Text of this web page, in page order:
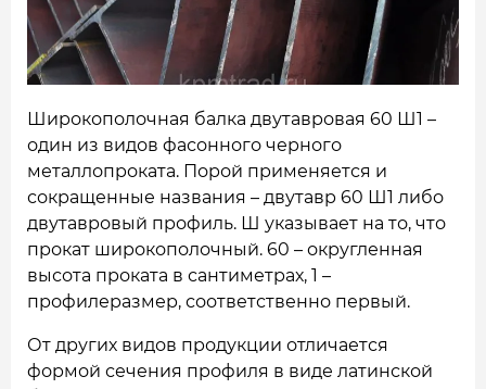
О НАС
БЛОГ
КОНТАКТЫ
Широкополочная балка двутавровая 60 Ш1 –
один из видов фасонного черного
металлопроката. Порой применяется и
сокращенные названия – двутавр 60 Ш1 либо
двутавровый профиль. Ш указывает на то, что
прокат широкополочный. 60 – округленная
высота проката в сантиметрах, 1 –
профилеразмер, соответственно первый.
От других видов продукции отличается
формой сечения профиля в виде латинской